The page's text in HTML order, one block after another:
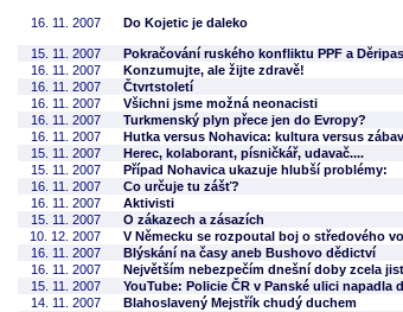
16. 11. 2007 Do Kojetic je daleko
15. 11. 2007
Pokračování ruského konfliktu PPF a
16. 11. 2007
Konzumujte, ale žijte zdravě!
16. 11. 2007
Čtvrtstoletí
16. 11. 2007
Všichni jsme možná neonacisti
16. 11. 2007
Turkmenský plyn přece jen do Evropy?
16. 11. 2007
Hutka versus Nohavica: kultura versus
15. 11. 2007
Herec, kolaborant, písničkář, udavač....
15. 11. 2007
Případ Nohavica ukazuje hlubší problémy:
16. 11. 2007
Co určuje tu zášť?
16. 11. 2007
Aktivisti
15. 11. 2007
O zákazech a zásazích
10. 12. 2007
V Německu se rozpoutal boj o středového
16. 11. 2007
Blýskání na časy aneb Bushovo dědictví
16. 11. 2007
Největším nebezpečím dnešní doby zcela
15. 11. 2007
YouTube: Policie ČR v Panské ulici napadla
14. 11. 2007
Blahoslavený Mejstřík chudý duchem